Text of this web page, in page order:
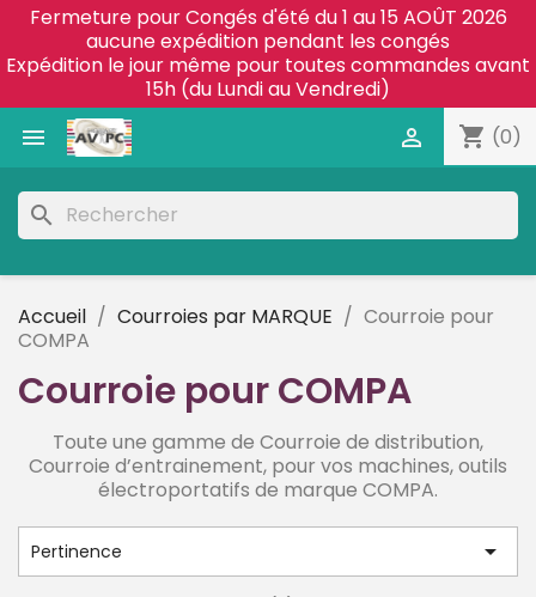
Fermeture pour Congés d'été du 1 au 15 AOÛT 2026
aucune expédition pendant les congés
Expédition le jour même pour toutes commandes avant
15h (du Lundi au Vendredi)
 shopping_cart (0)

search
Accueil Courroies par MARQUE
Courroie pour
COMPA
Courroie pour COMPA
Toute une gamme de Courroie de distribution,
Courroie d’entrainement, pour vos machines, outils
électroportatifs de marque COMPA.
Pertinence 